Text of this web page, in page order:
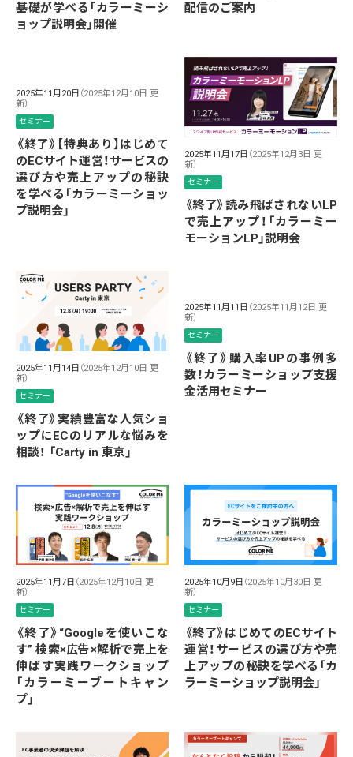
基礎が学べる「カラーミーシ
ョップ説明会」開催
配信のご案内
2025年11月20日 （2025年12月10日 更
新）
セミナー
《終了》【特典あり】はじめて
のECサイト運営！サービスの
選び方や売上アップの秘訣
を学べる「カラーミーショッ
プ説明会」
2025年11月17日 （2025年12月3日 更
新）
セミナー
《終了》読み飛ばされないLP
で売上アップ！「カラーミー
モーションLP」説明会
2025年11月14日 （2025年12月10日 更
新）
セミナー
《終了》実績豊富な人気ショ
ップにECのリアルな悩みを
相談！ 「Carty in 東京」
2025年11月11日 （2025年11月12日 更
新）
セミナー
《終了》購入率UPの事例多
数！カラーミーショップ支援
金活用セミナー
2025年11月7日 （2025年12月10日 更
新）
セミナー
《終了》“Googleを使いこな
す” 検索×広告×解析で売上を
伸ばす実践ワークショップ
「カラーミーブートキャン
プ」
2025年10月9日 （2025年10月30日 更
新）
セミナー
《終了》はじめてのECサイト
運営！サービスの選び方や売
上アップの秘訣を学べる「カ
ラーミーショップ説明会」